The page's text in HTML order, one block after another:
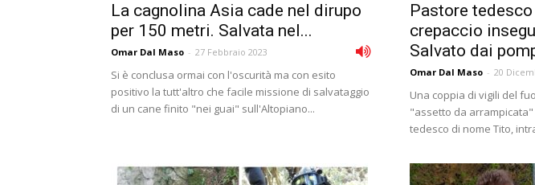
La cagnolina Asia cade nel dirupo
per 150 metri. Salvata nel...
Omar Dal Maso - 27 Febbraio 2023
Si è conclusa ormai con l'oscurità ma con esito
positivo la tutt'altro che facile missione di salvataggio
di un cane finito "nei guai" sull'Altopiano...
Pastore
crepaccio
Salvato dai
Omar Dal Maso - 20
Una coppia di vigili del
"assetto da
tedesco di nome Tito,